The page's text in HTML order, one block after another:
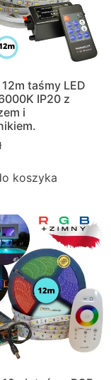
taśmy LED
IP20 z
i
koszyka